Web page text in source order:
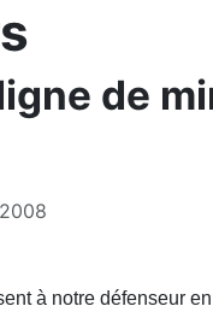
de
à notre défenseur